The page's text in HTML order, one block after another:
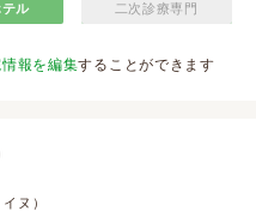
ル 二次診療専門
報を編集することができます
ヌ）